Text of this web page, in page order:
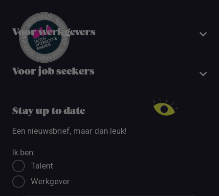
Voor werkgevers
Voor job seekers
Stay up to date
Een nieuwsbrief, maar dan leuk!
Ik ben:
Talent
Werkgever